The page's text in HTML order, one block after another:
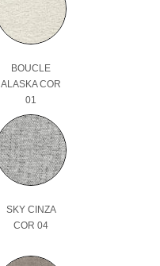
BOUCLE
ALASKA COR
01
SKY CINZA
COR 04